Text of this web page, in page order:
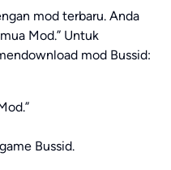
mod terbaru. Anda
Mod.” Untuk
mod Bussid:
Bussid.